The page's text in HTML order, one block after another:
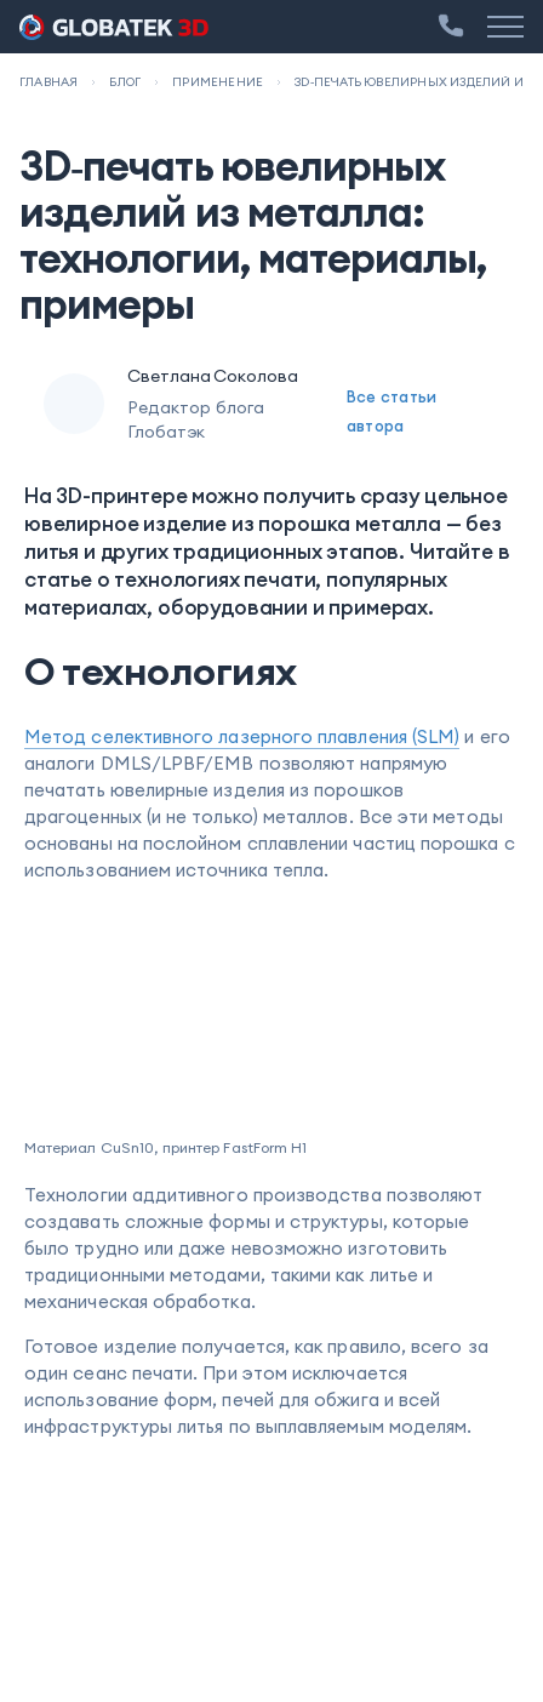
ГЛАВНАЯ БЛОГ ПРИМЕНЕНИЕ 3D‑ПЕЧАТЬ ЮВЕЛИРНЫХ ИЗДЕЛИЙ ИЗ
3D‑печать ювелирных
изделий из металла:
технологии, материалы,
примеры
Светлана Соколова
Редактор блога
Глобатэк
Все статьи
автора
На 3D-принтере можно получить сразу цельное
ювелирное изделие из порошка металла — без
литья и других традиционных этапов. Читайте в
статье о технологиях печати, популярных
материалах, оборудовании и примерах.
О технологиях
Метод селективного лазерного плавления (SLM) и его
аналоги DMLS/LPBF/EMB позволяют напрямую
печатать ювелирные изделия из порошков
драгоценных (и не только) металлов. Все эти методы
основаны на послойном сплавлении частиц порошка с
использованием источника тепла.
Материал CuSn10, принтер FastForm H1
Технологии аддитивного производства позволяют
создавать сложные формы и структуры, которые
было трудно или даже невозможно изготовить
традиционными методами, такими как литье и
механическая обработка.
Готовое изделие получается, как правило, всего за
один сеанс печати. При этом исключается
использование форм, печей для обжига и всей
инфраструктуры литья по выплавляемым моделям.